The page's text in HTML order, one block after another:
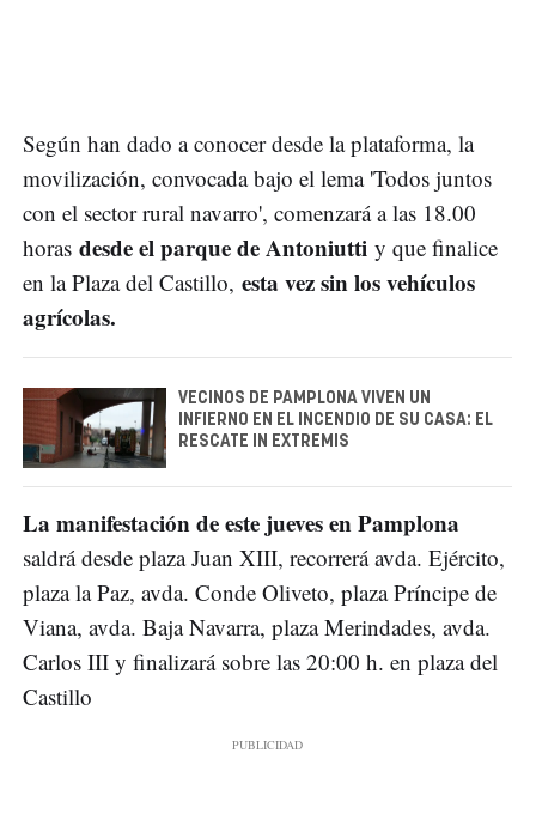
Según han dado a conocer desde la plataforma, la
movilización, convocada bajo el lema 'Todos juntos
con el sector rural navarro', comenzará a las 18.00
horas desde el parque de Antoniutti y que finalice
en la Plaza del Castillo, esta vez sin los vehículos
agrícolas.
VECINOS DE PAMPLONA VIVEN UN
INFIERNO EN EL INCENDIO DE SU CASA: EL
RESCATE IN EXTREMIS
La manifestación de este jueves en Pamplona
saldrá desde plaza Juan XIII, recorrerá avda. Ejército,
plaza la Paz, avda. Conde Oliveto, plaza Príncipe de
Viana, avda. Baja Navarra, plaza Merindades, avda.
Carlos III y finalizará sobre las 20:00 h. en plaza del
Castillo